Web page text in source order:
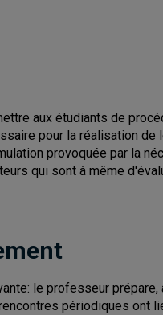
aux étudiants de
pour la réalisation de
provoquée par la
qui sont à même
le professeur
périodiques ont